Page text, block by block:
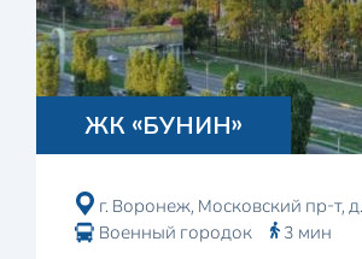
ЖК «БУНИН»
г. Воронеж, Московский пр-т,
Военный городок
3 мин